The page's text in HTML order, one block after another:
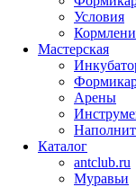
Условия
Мастерская
Арены
Каталог
antclub.ru
Муравьи